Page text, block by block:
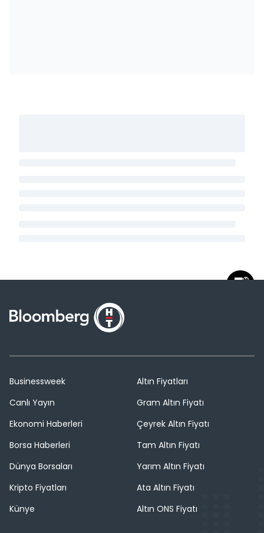
Businessweek
Canlı Yayın
Ekonomi Haberleri
Borsa Haberleri
Dünya Borsaları
Kripto Fiyatları
Künye
Altın Fiyatları
Gram Altın Fiyatı
Çeyrek Altın Fiyatı
Tam Altın Fiyatı
Yarım Altın Fiyatı
Ata Altın Fiyatı
Altın ONS Fiyatı